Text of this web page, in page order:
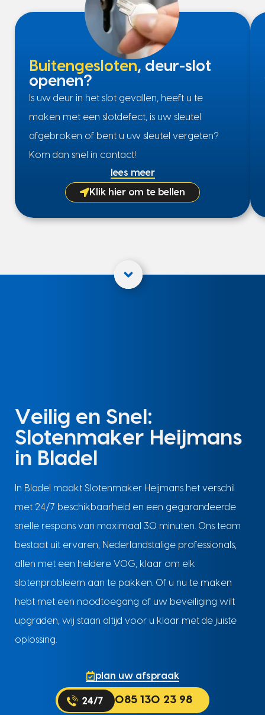
Buitengesloten, deur-slot
openen?
Is uw deur in het slot gevallen, heeft u te
maken met een slotdefect, is uw sleutel
afgebroken of bent u uw sleutel vergeten?
Kom dan snel in contact!
lees meer
Klik hier om te bellen
Veilig en Snel:
Slotenmaker Heijmans
in Bladel
In Bladel maakt Slotenmaker Heijmans het verschil
met 24/7 beschikbaarheid en een gegarandeerde
snelle respons van maximaal 30 minuten. Ons team
bestaat uit ervaren, Nederlandstalige professionals,
allen met een heldere VOG, klaar om elk
slotenprobleem aan te pakken. Of u nu te maken
hebt met een noodtoegang of uw beveiliging wilt
upgraden, wij staan altijd voor u klaar met de juiste
oplossing.
plan uw afspraak
085 130 23 98